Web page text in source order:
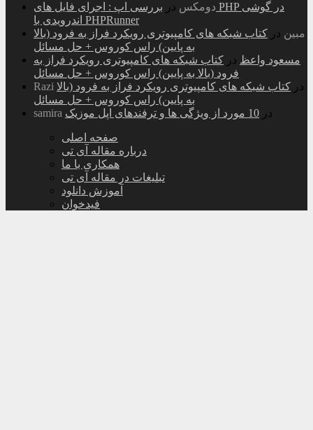
دومکس در بررسی اپ : اجرای فایل های PHP در گوشی
اندرویدی با PHPRunner
مبین در کتاب شبکه های کامپیوتری رویکرد فراز به فرود (بالا
به پایین) راس کوروس + حل مسائل
مسعود واعظ در کتاب شبکه های کامپیوتری رویکرد فراز به
فرود (بالا به پایین) راس کوروس + حل مسائل
Razi
در کتاب شبکه های کامپیوتری رویکرد فراز به فرود (بالا
به پایین) راس کوروس + حل مسائل
samira
در 10 مورد از ویژگی ها و ترفندهای اپل موزیک
صفحه اصلی
درباره مقاله آی تی
همکاری با ما
تبلیغات در مقاله آی تی
آموزش دانلود
فیدخوان